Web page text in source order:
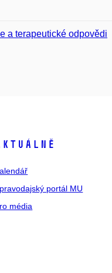
a terapeutické odpovědi
portál MU
média